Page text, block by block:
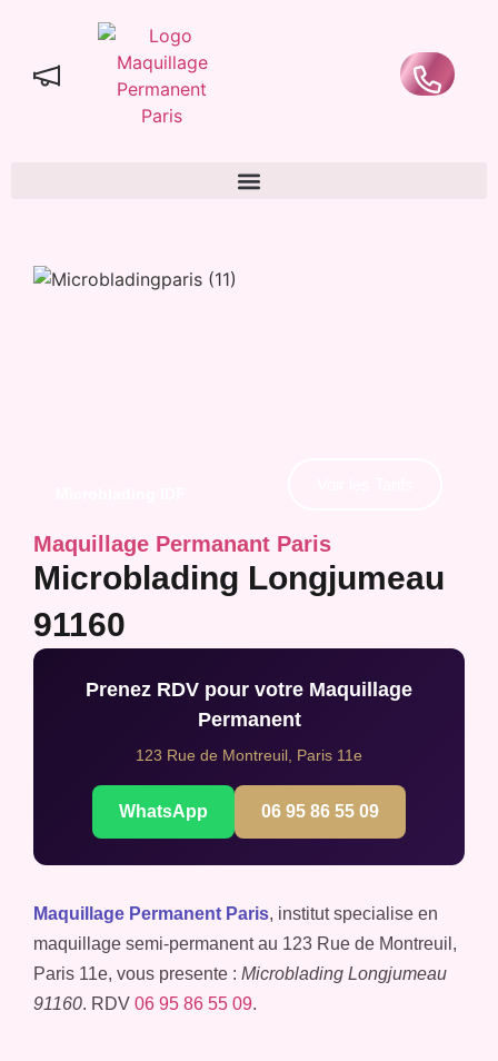
Maquillage Permanant Paris
Microblading Longjumeau
91160
Prenez RDV pour votre Maquillage
Permanent
123 Rue de Montreuil, Paris 11e
WhatsApp 06 95 86 55 09
Maquillage Permanent Paris, institut specialise en
maquillage semi-permanent au 123 Rue de Montreuil,
Paris 11e, vous presente : Microblading Longjumeau
91160. RDV 06 95 86 55 09.